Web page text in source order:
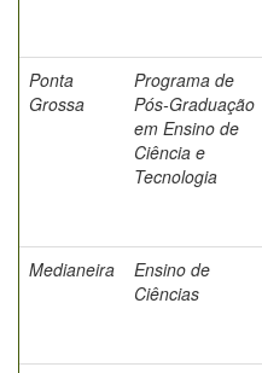
Ponta
Grossa
Programa de
Pós-Graduação
em Ensino de
Ciência e
Tecnologia
Medianeira
Ensino de
Ciências